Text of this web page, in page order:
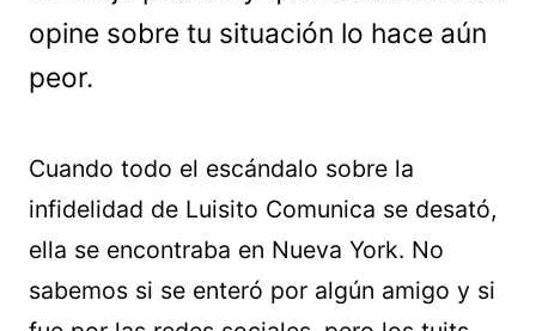
opine sobre tu situación lo hace aún
peor.
Cuando todo el escándalo sobre la
infidelidad de Luisito Comunica se desató,
ella se encontraba en Nueva York. No
sabemos si se enteró por algún amigo y si